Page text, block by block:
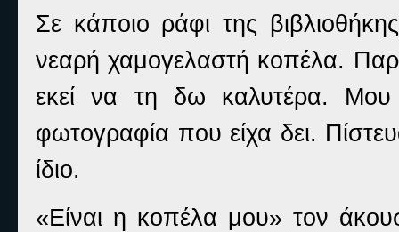
Σε κάποιο ράφι της
νεαρή χαμογελαστή κοπέλα.
εκεί να τη δω καλυτέρα. Μου
φωτογραφία που είχα δει.
ίδιο.
«Είναι η κοπέλα μου» τον